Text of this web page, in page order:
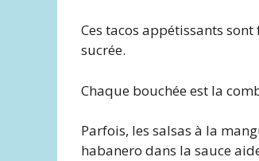
Ces tacos appétissants
sucrée.
Chaque bouchée est la
Parfois, les salsas à la
habanero dans la sauce